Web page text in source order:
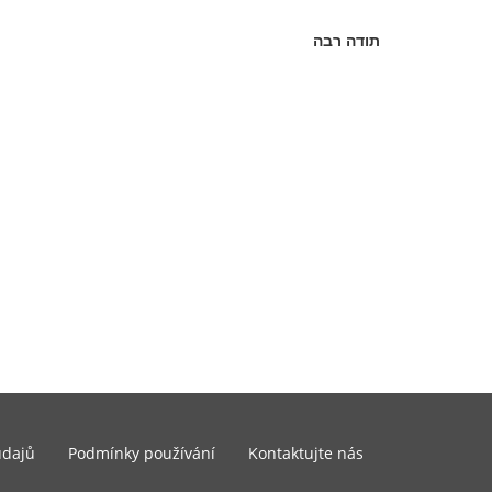
תודה רבה
Podmínky používání Kontaktujte nás